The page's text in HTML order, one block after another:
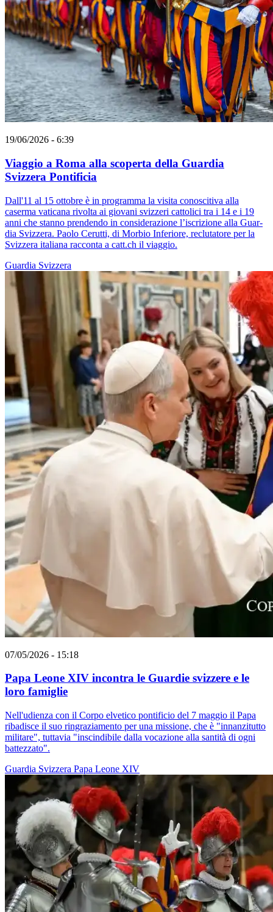
19/06/2026 - 6:39
Viaggio a Roma alla scoperta della Guardia
Svizzera Pontificia
Dall'11 al 15 ottobre è in programma la visita conoscitiva alla
caserma vaticana rivolta ai giovani svizzeri cattolici tra i 14 e i 19
anni che stanno prendendo in considerazione l’iscrizione alla Guar­
dia Svizzera. Paolo Cerutti, di Morbio Inferiore, reclutatore per la
Svizzera italiana racconta a catt.ch il viaggio.
Guardia Svizzera
07/05/2026 - 15:18
Papa Leone XIV incontra le Guardie svizzere e le
loro famiglie
Nell'udienza con il Corpo elvetico pontificio del 7 maggio il Papa
ribadisce il suo ringraziamento per una missione, che è "innanzitutto
militare", tuttavia "inscindibile dalla vocazione alla santità di ogni
battezzato".
Guardia Svizzera Papa Leone XIV